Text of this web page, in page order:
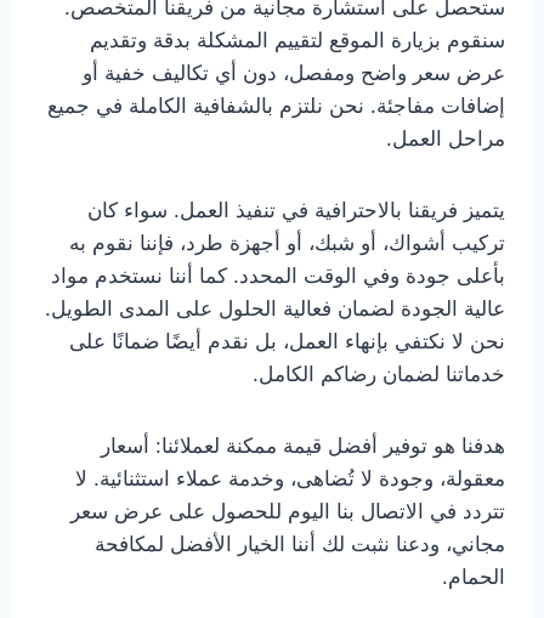
ستحصل على استشارة مجانية من فريقنا المتخصص.
سنقوم بزيارة الموقع لتقييم المشكلة بدقة وتقديم
عرض سعر واضح ومفصل، دون أي تكاليف خفية أو
إضافات مفاجئة. نحن نلتزم بالشفافية الكاملة في جميع
مراحل العمل.
يتميز فريقنا بالاحترافية في تنفيذ العمل. سواء كان
تركيب أشواك، أو شبك، أو أجهزة طرد، فإننا نقوم به
بأعلى جودة وفي الوقت المحدد. كما أننا نستخدم مواد
عالية الجودة لضمان فعالية الحلول على المدى الطويل.
نحن لا نكتفي بإنهاء العمل، بل نقدم أيضًا ضمانًا على
خدماتنا لضمان رضاكم الكامل.
هدفنا هو توفير أفضل قيمة ممكنة لعملائنا: أسعار
معقولة، وجودة لا تُضاهى، وخدمة عملاء استثنائية. لا
تتردد في الاتصال بنا اليوم للحصول على عرض سعر
مجاني، ودعنا نثبت لك أننا الخيار الأفضل لمكافحة
الحمام.